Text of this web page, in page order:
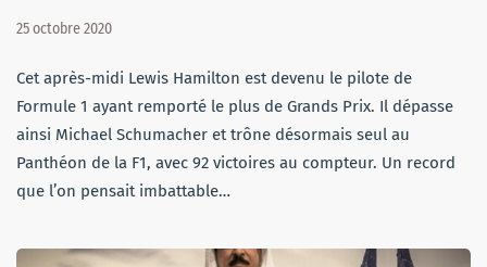
25 octobre 2020
Cet après-midi Lewis Hamilton est devenu le pilote de
Formule 1 ayant remporté le plus de Grands Prix. Il dépasse
ainsi Michael Schumacher et trône désormais seul au
Panthéon de la F1, avec 92 victoires au compteur. Un record
que l’on pensait imbattable…